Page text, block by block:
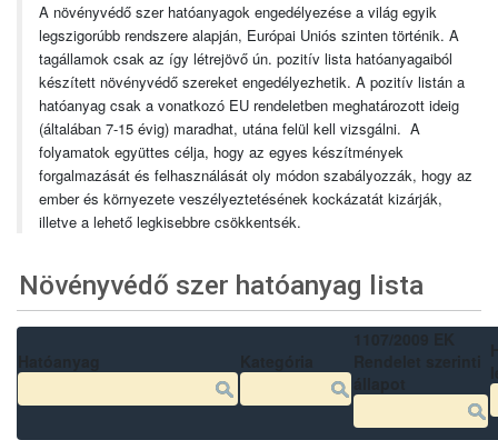
A növényvédő szer hatóanyagok engedélyezése a világ egyik
legszigorúbb rendszere alapján, Európai Uniós szinten történik. A
tagállamok csak az így létrejövő ún. pozitív lista hatóanyagaiból
készített növényvédő szereket engedélyezhetik. A pozitív listán a
hatóanyag csak a vonatkozó EU rendeletben meghatározott ideig
(általában 7-15 évig) maradhat, utána felül kell vizsgálni. A
folyamatok együttes célja, hogy az egyes készítmények
forgalmazását és felhasználását oly módon szabályozzák, hogy az
ember és környezete veszélyeztetésének kockázatát kizárják,
illetve a lehető legkisebbre csökkentsék.
Növényvédő szer hatóanyag lista